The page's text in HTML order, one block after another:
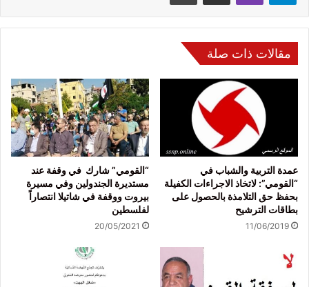
مقالات ذات صلة
عمدة التربية والشباب في
“القومي”: لاتخاذ الاجراءات الكفيلة
بحفظ حق التلامذة بالحصول على
بطاقات الترشيح
11/06/2019
“القومي” شارك في وقفة عند
مستديرة الجندولين وفي مسيرة
بيروت ووقفة في شاتيلا انتصاراً
لفلسطين
20/05/2021